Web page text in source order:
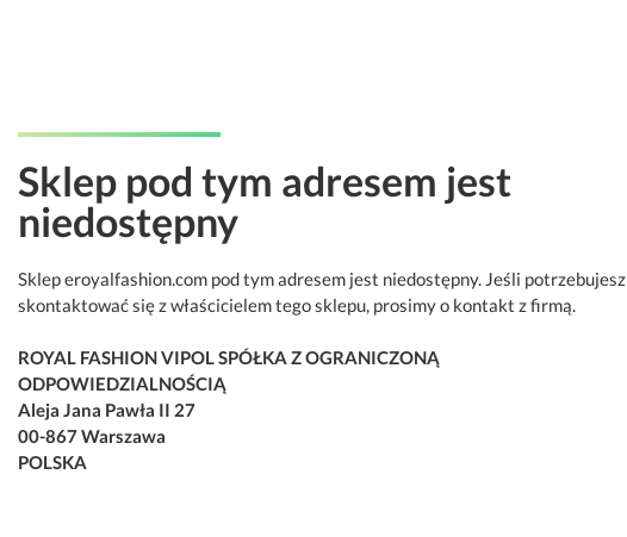
Sklep pod tym adresem jest
niedostępny
Sklep eroyalfashion.com pod tym adresem jest niedostępny. Jeśli potrzebujesz
skontaktować się z właścicielem tego sklepu, prosimy o kontakt z firmą.
ROYAL FASHION VIPOL SPÓŁKA Z OGRANICZONĄ
ODPOWIEDZIALNOŚCIĄ
Aleja Jana Pawła II 27
00-867 Warszawa
POLSKA